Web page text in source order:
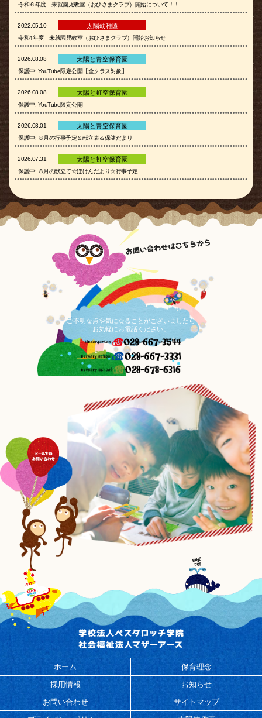
令和６年度 未就園児教室（おひさまクラブ）開始について！！
2022.05.10 太陽幼稚園
令和4年度 未就園児教室（おひさまクラブ）開始お知らせ
2026.08.08 太陽と青空保育園
保護中: YouTube限定公開【全クラス対象】
2026.08.08 太陽と虹空保育園
保護中: YouTube限定公開
2026.08.01 太陽と青空保育園
保護中: ８月の行事予定＆献立表＆保健だより
2026.07.31 太陽と虹空保育園
保護中: ８月の献立て☆ほけんだより☆行事予定
ご不明な点や気になることがございましたら
お気軽にお電話ください。
ホーム
保育理念
採用情報
お知らせ
お問い合わせ
サイトマップ